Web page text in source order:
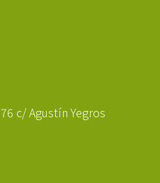
c/ Agustín Yegros